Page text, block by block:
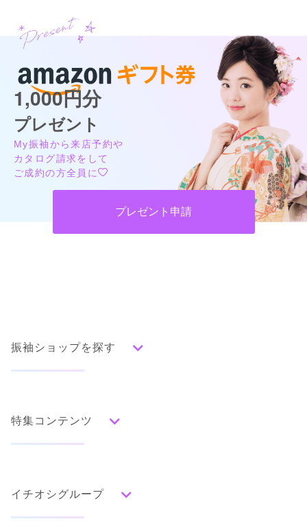
1,000円分
プレゼント
My振袖から来店予約や
カタログ請求をして
ご成約の方全員に
プレゼント申請
振袖ショップを探す
みんなの振袖ランキングトップ
色別ランキング
グレー
黒 白
口コミから探す
特集コンテンツ
ママ振特集
個性的振袖コーディネート特集
イチオシグループ